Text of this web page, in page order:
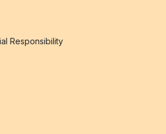
Responsibility